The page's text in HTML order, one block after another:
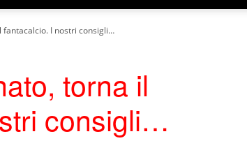
I nostri consigli…
torna il
consigli…